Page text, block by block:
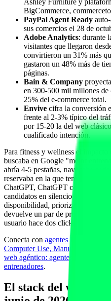
Ashley Furniture y
BigCommerce,
PayPal Agent Ready
sus comercios el 28 de
Adobe Analytics: durante
visitantes que llegaron
convirtieron un 31% más
gastaron un 48% más de
páginas.
Bain & Company
en 300-500 mil millones de
25% del e-commerce total.
Envive cifra la conversión
frente al 2-3% típico del
por 15-20 la del web
cualificado intención.
Para fitness y wellness el
buscaba en Google "mejor
abría 4-5 pestañas, navegaba
reservaba en la que tenía mejor
ChatGPT, ChatGPT con
candidatos en silencio, descarta
disponibilidad, prioriza los que
devuelve un par de propuestas
usuario hace dos clicks dentro
Conecta con agentes IA
Computer Use, Manus, Genspark
web agéntico: agentes IA para
entrenadores.
El stack del web